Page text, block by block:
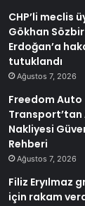
CHP’li meclis
Gökhan Sözbir
Erdoğan’a
tutuklandı
Ağustos 7, 2026
Freedom Auto
Transport’tan
Nakliyesi
Rehberi
Ağustos 7, 2026
Filiz Eryılmaz
için rakam